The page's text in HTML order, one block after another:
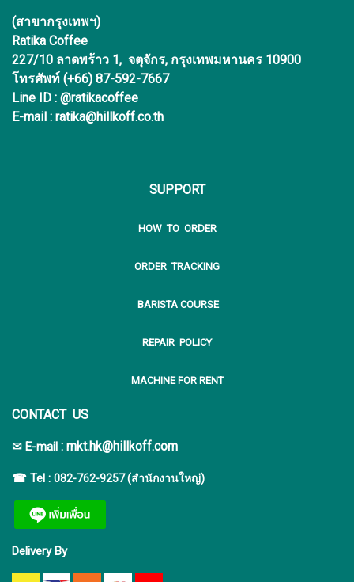
(สาขากรุงเทพฯ)
Ratika Coffee
227/10 ลาดพร้าว 1, จตุจักร, กรุงเทพมหานคร 10900
โทรศัพท์ (+66) 87-592-7667
Line ID : @ratikacoffee
E-mail : ratika@hillkoff.co.th
SUPPORT
HOW TO ORDER
ORDER TRACKING
BARISTA COURSE
REPAIR POLICY
MACHINE FOR RENT
CONTACT US
✉ E-mail : mkt.hk@hillkoff.com
☎ Tel : 082-762-9257 (สำนักงานใหญ่)
Delivery By